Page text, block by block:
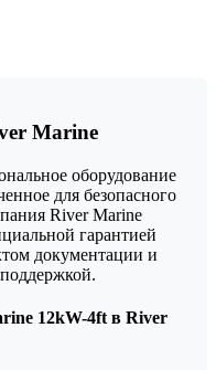
Marine
оборудование
для безопасного
River Marine
гарантией
документации и
12kW-4ft в River